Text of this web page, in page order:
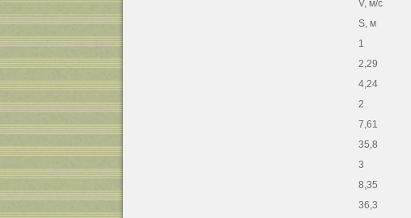
V, м/с
S, м
1
2,29
4,24
2
7,61
35,8
3
8,35
36,3